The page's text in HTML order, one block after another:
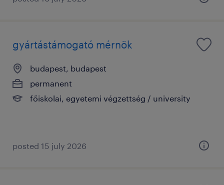
gyártástámogató mérnök
budapest, budapest
permanent
főiskolai, egyetemi végzettség / university
posted 15 july 2026